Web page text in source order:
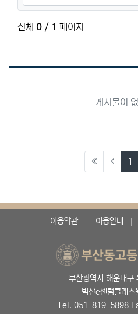
전체 0 / 1 페이지
게시물이
1
이용약관 이용안내
부산광역시 해운대구
벽산e센텀클래
Tel. 051-819-5898